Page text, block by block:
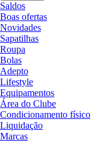
Saldos
Boas ofertas
Novidades
Sapatilhas
Roupa
Bolas
Adepto
Lifestyle
Equipamentos
Área do Clube
Condicionamento físico
Liquidação
Marcas